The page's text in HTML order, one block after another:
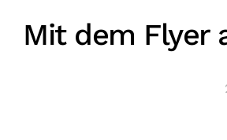
Mit dem Flyer